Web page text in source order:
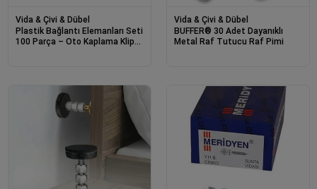
Vida & Çivi & Dübel
Plastik Bağlantı Elemanları Seti
100 Parça – Oto Kaplama Klipsi,
Vida & Çivi & Dübel
BUFFER® 30 Adet Dayanıklı
Metal Raf Tutucu Raf Pimi